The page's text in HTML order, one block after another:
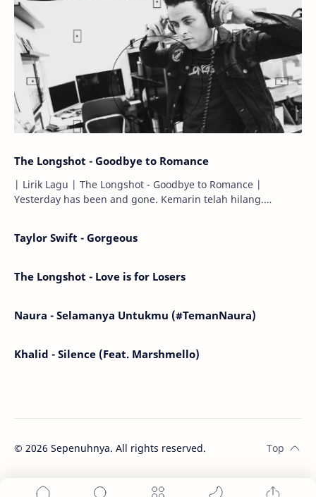
The Longshot - Goodbye to Romance
| Lirik Lagu | The Longshot - Goodbye to Romance |
Yesterday has been and gone. Kemarin telah hilang.
Taylor Swift - Gorgeous
The Longshot - Love is for Losers
Naura - Selamanya Untukmu (#TemanNaura)
Khalid - Silence (Feat. Marshmello)
© 2026 Sepenuhnya. All rights reserved.